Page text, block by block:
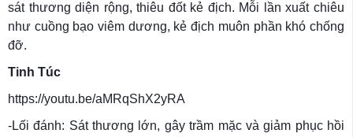
sát thương diện rộng, thiêu đốt kẻ địch. Mỗi lần xuất chiêu
như cuồng bạo viêm dương, kẻ địch muôn phần khó chống
đỡ.
Tinh Túc
https://youtu.be/aMRqShX2yRA
-Lối đánh: Sát thương lớn, gây trầm mặc và giảm phục hồi